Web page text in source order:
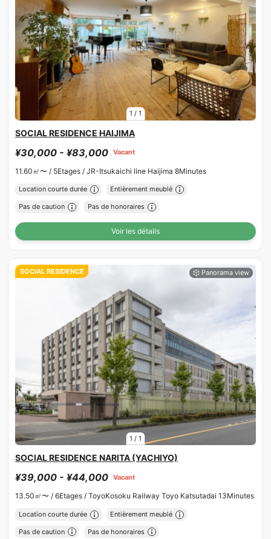
1 / 1
SOCIAL RESIDENCE HAIJIMA
¥30,000 - ¥83,000 Vacant
11.60㎡〜 / 5Etages / JR-Itsukaichi line Haijima 8Minutes
Location courte durée Entièrement meublé
Pas de caution Pas de honoraires
Voir les détails
1 / 1
SOCIAL RESIDENCE
SOCIAL RESIDENCE NARITA (YACHIYO)
¥39,000 - ¥44,000 Vacant
13.50㎡〜 / 6Etages / ToyoKosoku Railway Toyo Katsutadai 13Minutes
Location courte durée Entièrement meublé
Pas de caution Pas de honoraires